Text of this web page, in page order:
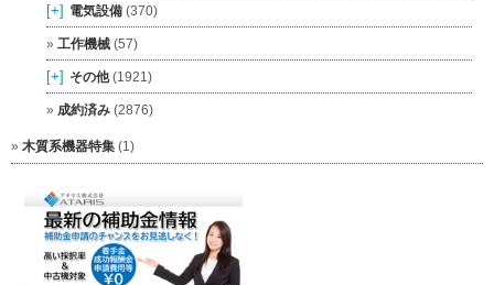
[+] 電気設備 (370)
工作機械 (57)
[+] その他(1921)
成約済み (2876)
木質系機器特集 (1)